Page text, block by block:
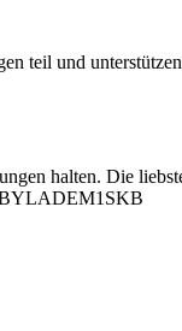
teil und
hal­ten. Die
BYLADEM1SKB